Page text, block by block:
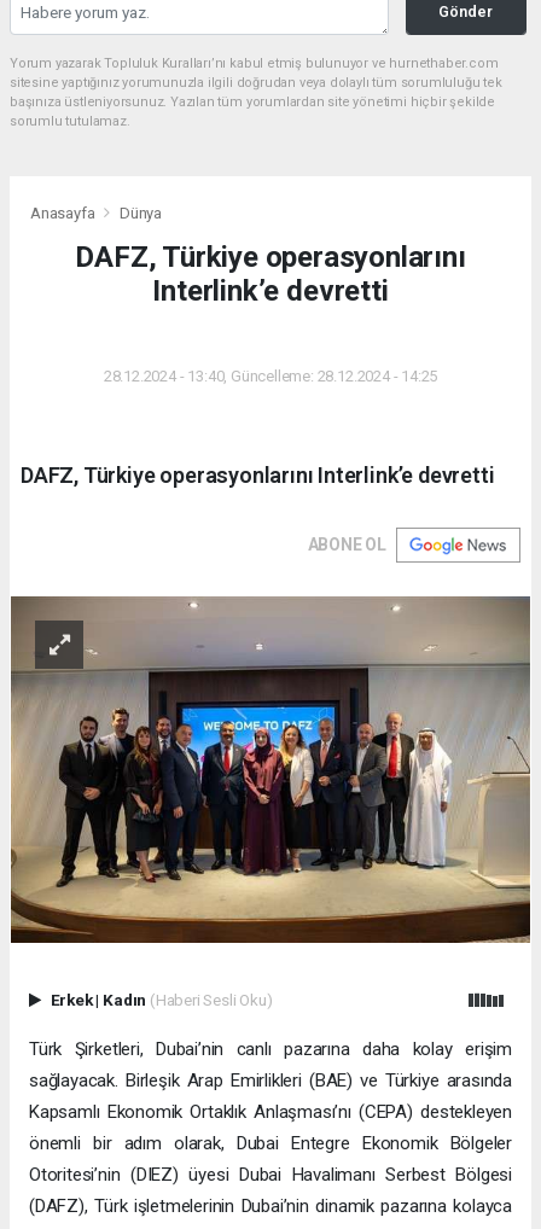
Gönder
Yorum yazarak Topluluk Kuralları’nı kabul etmiş bulunuyor ve hurnethaber.com
sitesine yaptığınız yorumunuzla ilgili doğrudan veya dolaylı tüm sorumluluğu tek
başınıza üstleniyorsunuz. Yazılan tüm yorumlardan site yönetimi hiçbir şekilde
sorumlu tutulamaz.
Anasayfa Dünya
DAFZ, Türkiye operasyonlarını
Interlink’e devretti
28.12.2024 - 13:40, Güncelleme: 28.12.2024 - 14:25
DAFZ, Türkiye operasyonlarını Interlink’e devretti
ABONE OL
Erkek| Kadın (Haberi Sesli Oku)
Türk Şirketleri, Dubai’nin canlı pazarına daha kolay erişim
sağlayacak. Birleşik Arap Emirlikleri (BAE) ve Türkiye arasında
Kapsamlı Ekonomik Ortaklık Anlaşması’nı (CEPA) destekleyen
önemli bir adım olarak, Dubai Entegre Ekonomik Bölgeler
Otoritesi’nin (DIEZ) üyesi Dubai Havalimanı Serbest Bölgesi
(DAFZ), Türk işletmelerinin Dubai’nin dinamik pazarına kolayca